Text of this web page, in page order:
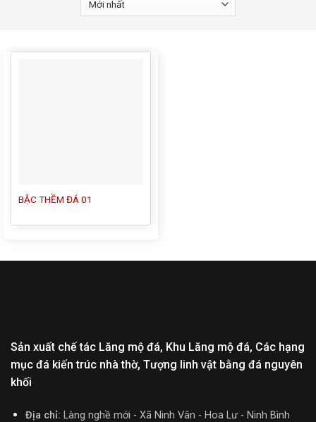
BẬC THỀM ĐÁ 01
Sản xuất chế tác Lăng mộ đá, Khu Lăng mộ đá, Các hạng
mục đá kiến trúc nhà thờ, Tượng linh vật bằng đá nguyên
khối
Địa chỉ: Làng nghề mới - Xã Ninh Vân - Hoa Lư - Ninh Bình